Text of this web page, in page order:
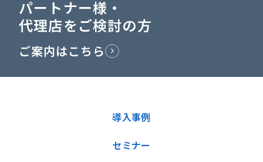
パートナー様・
代理店をご検討の方
ご案内はこちら
導入事例
セミナー